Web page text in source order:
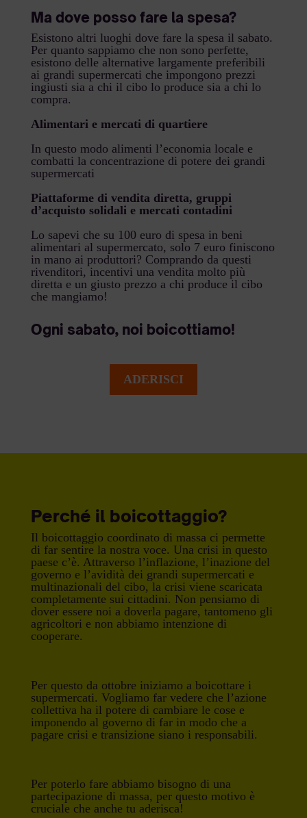
Ma dove posso fare la spesa?
Esistono altri luoghi dove fare la spesa il sabato.
Per quanto sappiamo che non sono perfette,
esistono delle alternative largamente preferibili
ai grandi supermercati che impongono prezzi
ingiusti sia a chi il cibo lo produce sia a chi lo
compra.
Alimentari e mercati di quartiere
In questo modo alimenti l’economia locale e
combatti la concentrazione di potere dei grandi
supermercati
Piattaforme di vendita diretta, gruppi
d’acquisto solidali e mercati contadini
Lo sapevi che su 100 euro di spesa in beni
alimentari al supermercato, solo 7 euro finiscono
in mano ai produttori? Comprando da questi
rivenditori, incentivi una vendita molto più
diretta e un giusto prezzo a chi produce il cibo
che mangiamo!
Ogni sabato, noi boicottiamo!
ADERISCI
Perché il boicottaggio?
Il boicottaggio coordinato di massa ci permette
di far sentire la nostra voce. Una crisi in questo
paese c’è. Attraverso l’inflazione, l’inazione del
governo e l’avidità dei grandi supermercati e
multinazionali del cibo, la crisi viene scaricata
completamente sui cittadini. Non pensiamo di
dover essere noi a doverla pagare, tantomeno gli
agricoltori e non abbiamo intenzione di
cooperare.
Per questo da ottobre iniziamo a boicottare i
supermercati. Vogliamo far vedere che l’azione
collettiva ha il potere di cambiare le cose e
imponendo al governo di far in modo che a
pagare crisi e transizione siano i responsabili.
Per poterlo fare abbiamo bisogno di una
partecipazione di massa, per questo motivo è
cruciale che anche tu aderisca!